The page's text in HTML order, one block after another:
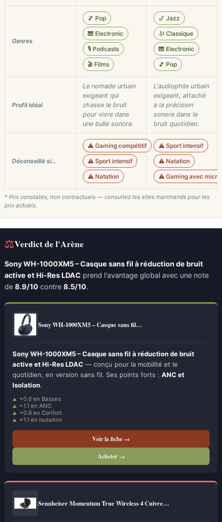
Genres
🎵 Pop
🎹 Electronic
🎙️ Podcasts
🎬 Films
🎷 Jazz
🎻 Classique
🎹 Electronic
🎵 Pop
Profil idéal
Le nomade urbain
exigeant qui
chasse le bruit
pour vivre dans
une bulle sonore.
L'audiophile urbain
exigeant, attaché
à la précision
sonore dans le
bruit quotidien.
Déconseillé si…
⚠️ Gaming compétitif
⚠️ Sport intensif
⚠️ Natation
⚠️ Sport intensif
⚠️ Natation
⚠️ Gaming avec micro
* Prix constatés, non contractuels — consultez les sites marchands pour les
prix actuels.
⚖Verdict de l'Arène
Sony WH-1000XM5 – Casque sans fil à réduction de bruit
active et Hi-Res LDAC prend l'avantage global avec une note
de 8.9/10 contre 8.5/10.
Sony WH-1000XM5 – Casque sans fil…
Sony WH-1000XM5 – Casque sans fil à réduction de bruit
active et Hi-Res LDAC — conçu pour la mobilité et le
quotidien, en version sans fil. Ses points forts : ANC et
Isolation.
+0.6 en Basses
+1.1 en ANC
+0.9 en Confort
+1.1 en Isolation
Voir la fiche →
Acheter →
Sennheiser Momentum True Wireless 4 Cuivre…